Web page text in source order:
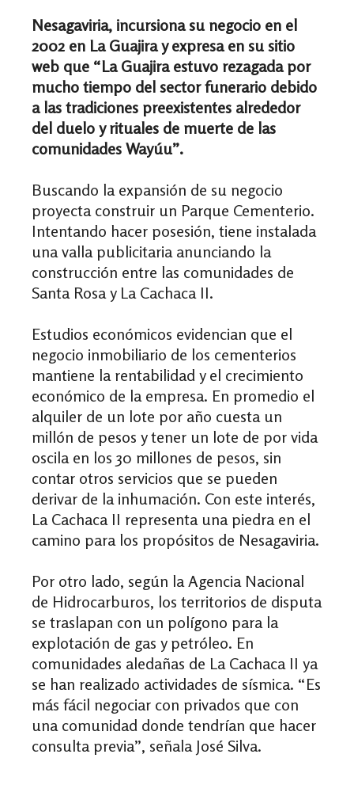
Nesagaviria, incursiona su negocio en el
2002 en La Guajira y expresa en su sitio
web que “La Guajira estuvo rezagada por
mucho tiempo del sector funerario debido
a las tradiciones preexistentes alrededor
del duelo y rituales de muerte de las
comunidades Wayúu”.
Buscando la expansión de su negocio
proyecta construir un Parque Cementerio.
Intentando hacer posesión, tiene instalada
una valla publicitaria anunciando la
construcción entre las comunidades de
Santa Rosa y La Cachaca II.
Estudios económicos evidencian que el
negocio inmobiliario de los cementerios
mantiene la rentabilidad y el crecimiento
económico de la empresa. En promedio el
alquiler de un lote por año cuesta un
millón de pesos y tener un lote de por vida
oscila en los 30 millones de pesos, sin
contar otros servicios que se pueden
derivar de la inhumación. Con este interés,
La Cachaca II representa una piedra en el
camino para los propósitos de Nesagaviria.
Por otro lado, según la Agencia Nacional
de Hidrocarburos, los territorios de disputa
se traslapan con un polígono para la
explotación de gas y petróleo. En
comunidades aledañas de La Cachaca II ya
se han realizado actividades de sísmica. “Es
más fácil negociar con privados que con
una comunidad donde tendrían que hacer
consulta previa”, señala José Silva.